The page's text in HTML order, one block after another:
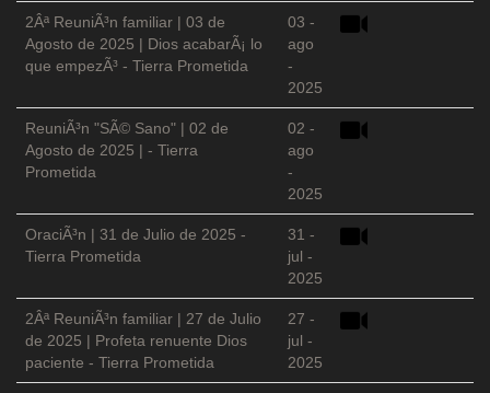
2Âª ReuniÃ³n familiar | 03 de
Agosto de 2025 | Dios acabarÃ¡ lo
que empezÃ³ - Tierra Prometida
03 -
ago
-
2025
ReuniÃ³n "SÃ© Sano" | 02 de
Agosto de 2025 | - Tierra
Prometida
02 -
ago
-
2025
OraciÃ³n | 31 de Julio de 2025 -
Tierra Prometida
31 -
jul -
2025
2Âª ReuniÃ³n familiar | 27 de Julio
de 2025 | Profeta renuente Dios
paciente - Tierra Prometida
27 -
jul -
2025